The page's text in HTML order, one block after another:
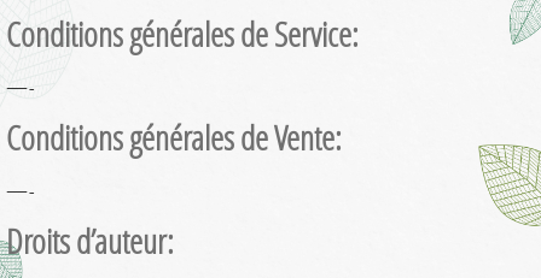
Conditions générales de Service:
—-
Conditions générales de Vente:
—-
Droits d’auteur: